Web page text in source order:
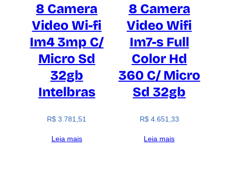
8 Camera
Video Wi-fi
Im4 3mp C/
Micro Sd
32gb
Intelbras
R$ 3.781,51
Leia mais
8 Camera
Video Wifi
Im7-s Full
Color Hd
360 C/ Micro
Sd 32gb
R$4.651,33
Leia mais